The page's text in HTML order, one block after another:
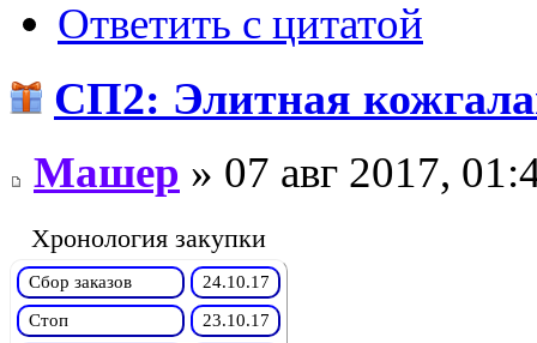
Ответить с цитатой
СП2: Элитная
Машер » 07 авг 2017,
Хронология закупки
Сбор заказов
24.10.17
Стоп
23.10.17